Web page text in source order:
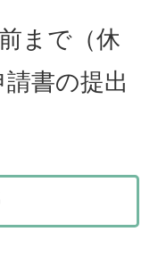
まで（休
書の提出